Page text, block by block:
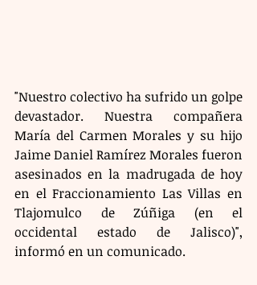
"Nuestro colectivo ha sufrido un golpe
devastador. Nuestra compañera
María del Carmen Morales y su hijo
Jaime Daniel Ramírez Morales fueron
asesinados en la madrugada de hoy
en el Fraccionamiento Las Villas en
Tlajomulco de Zúñiga (en el
occidental estado de Jalisco)",
informó en un comunicado.